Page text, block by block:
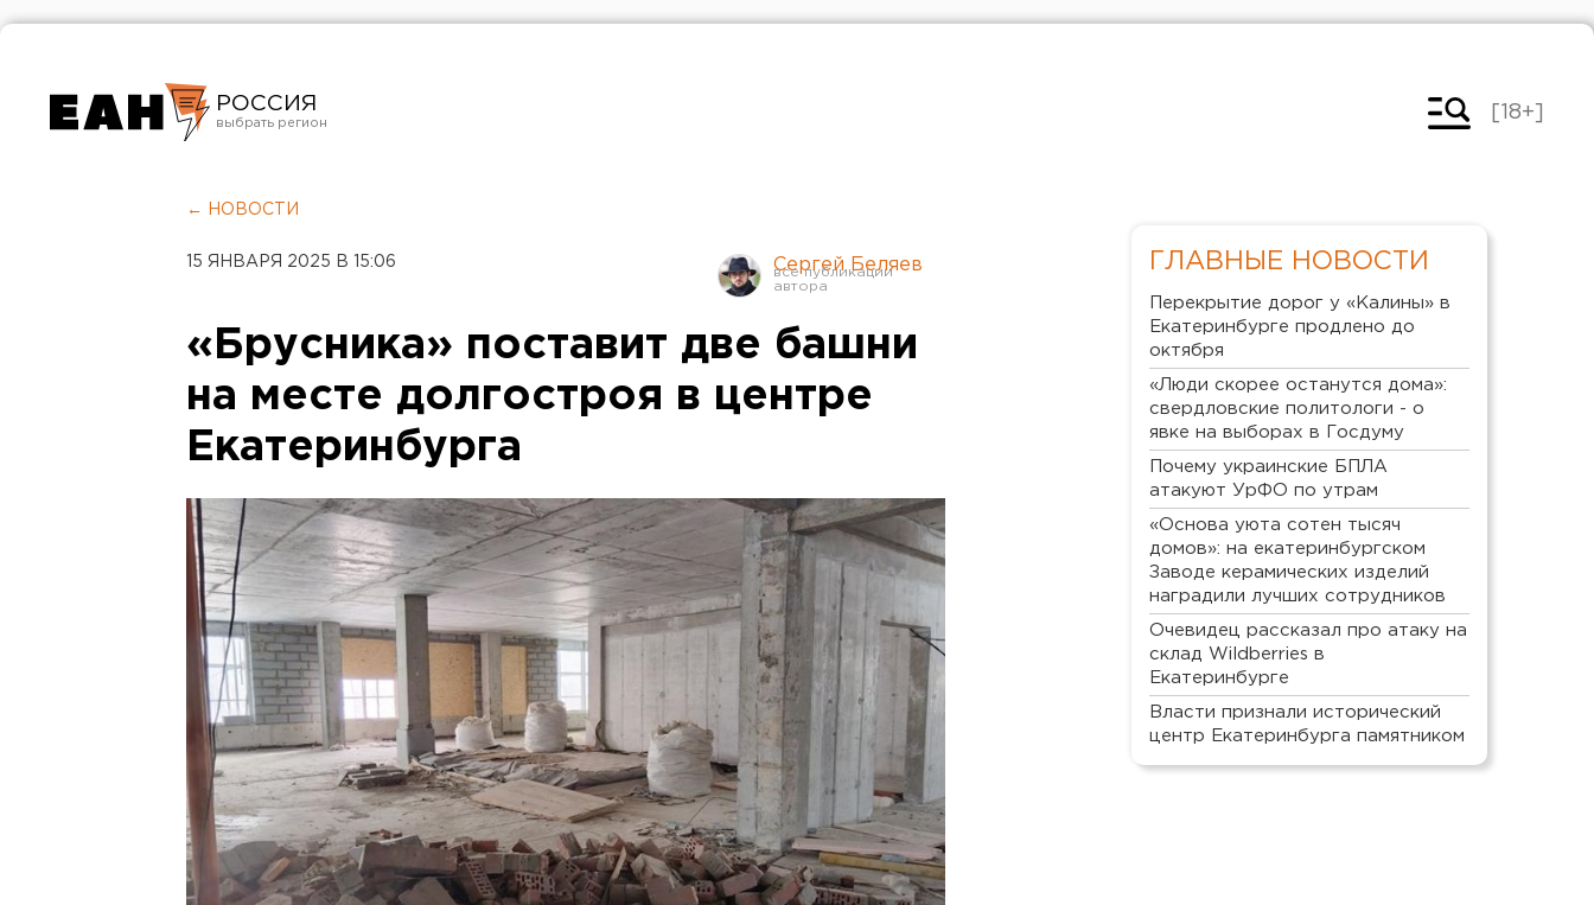
РОССИЯ
Челябинск
[18+]
← НОВОСТИ
15 ЯНВАРЯ 2025 В 15:06 Сергей Беляев
«Брусника» поставит две башни
на месте долгостроя в центре
Екатеринбурга
ГЛАВНЫЕ НОВОСТИ
Перекрытие дорог у «Калины» в
Екатеринбурге продлено до
октября
«Люди скорее останутся дома»:
свердловские политологи - о
явке на выборах в Госдуму
Почему украинские БПЛА
атакуют УрФО по утрам
«Основа уюта сотен тысяч
домов»: на екатеринбургском
Заводе керамических изделий
наградили лучших сотрудников
Очевидец рассказал про атаку на
склад Wildberries в
Екатеринбурге
Власти признали исторический
центр Екатеринбурга памятником